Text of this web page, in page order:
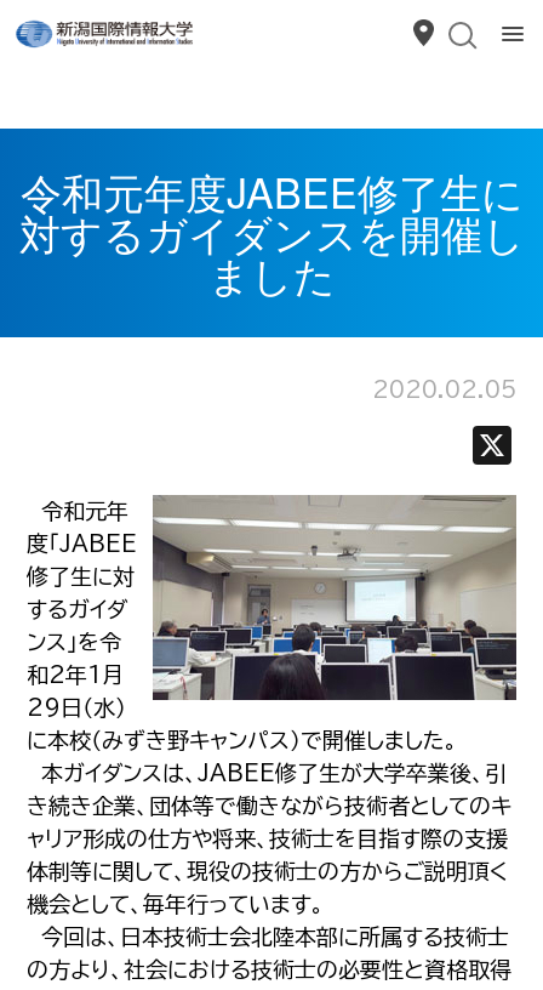
令和元年度JABEE修了生に
対するガイダンスを開催し
ました
2020.02.05
令和元年
度「JABEE
修了生に対
するガイダ
ンス」を令
和2年1月
29日（水）
に本校（みずき野キャンパス）で開催しました。
本ガイダンスは、JABEE修了生が大学卒業後、引
き続き企業、団体等で働きながら技術者としてのキ
ャリア形成の仕方や将来、技術士を目指す際の支援
体制等に関して、現役の技術士の方からご説明頂く
機会として、毎年行っています。
今回は、日本技術士会北陸本部に所属する技術士
の方より、社会における技術士の必要性と資格取得